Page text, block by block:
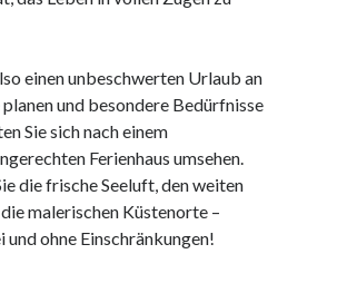
einen unbeschwerten Urlaub an
und besondere Bedürfnisse
Sie sich nach einem
Ferienhaus umsehen.
die frische Seeluft, den weiten
malerischen Küstenorte –
ohne Einschränkungen!